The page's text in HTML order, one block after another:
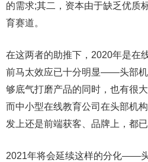
的需求;其二，资本由于缺乏优质
育赛道。
在这两者的助推下，2020年是在
前马太效应已十分明显——头部机
够底气打磨产品的同时，也有很
而中小型在线教育公司在头部机
发上还是前端获客、品牌上，都已
2021年将会延续这样的分化——